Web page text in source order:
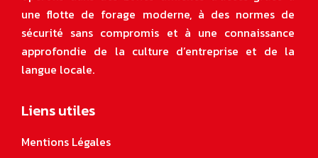
une flotte de forage moderne, à des normes de
sécurité sans compromis et à une connaissance
approfondie de la culture d’entreprise et de la
langue locale.
Liens utiles
Mentions Légales